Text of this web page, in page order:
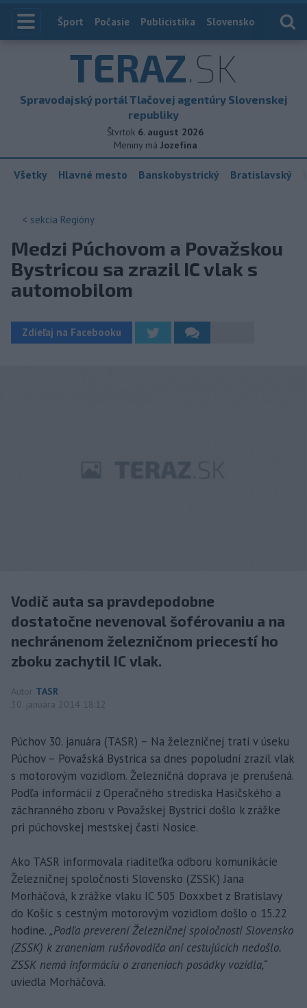
Index
Šport Počasie Publicistika Slovensko
TERAZ.SK
Spravodajský portál Tlačovej agentúry Slovenskej
republiky
Štvrtok 6. august 2026
Meniny má Jozefína
Všetky Hlavné mesto Banskobystrický Bratislavský
< sekcia Regióny
Medzi Púchovom a Považskou
Bystricou sa zrazil IC vlak s
automobilom
Zdieľaj na Facebooku
Vodič auta sa pravdepodobne
dostatočne nevenoval šoférovaniu a na
nechránenom železničnom priecestí ho
zboku zachytil IC vlak.
Autor TASR
30. januára 2014 18:12
Púchov 30. januára (TASR) – Na železničnej trati v úseku
Púchov – Považská Bystrica sa dnes popoludní zrazil vlak
s motorovým vozidlom. Železničná doprava je prerušená.
Podľa informácií z Operačného strediska Hasičského a
záchranného zboru v Považskej Bystrici došlo k zrážke
pri púchovskej mestskej časti Nosice.
Ako TASR informovala riaditeľka odboru komunikácie
Železničnej spoločnosti Slovensko (ZSSK) Jana
Morháčová, k zrážke vlaku IC 505 Doxxbet z Bratislavy
do Košíc s cestným motorovým vozidlom došlo o 15.22
hodine. „Podľa preverení Železničnej spoločnosti Slovensko
(ZSSK) k zraneniam rušňovodiča ani cestujúcich nedošlo.
ZSSK nemá informáciu o zraneniach posádky vozidla,“
uviedla Morháčová.